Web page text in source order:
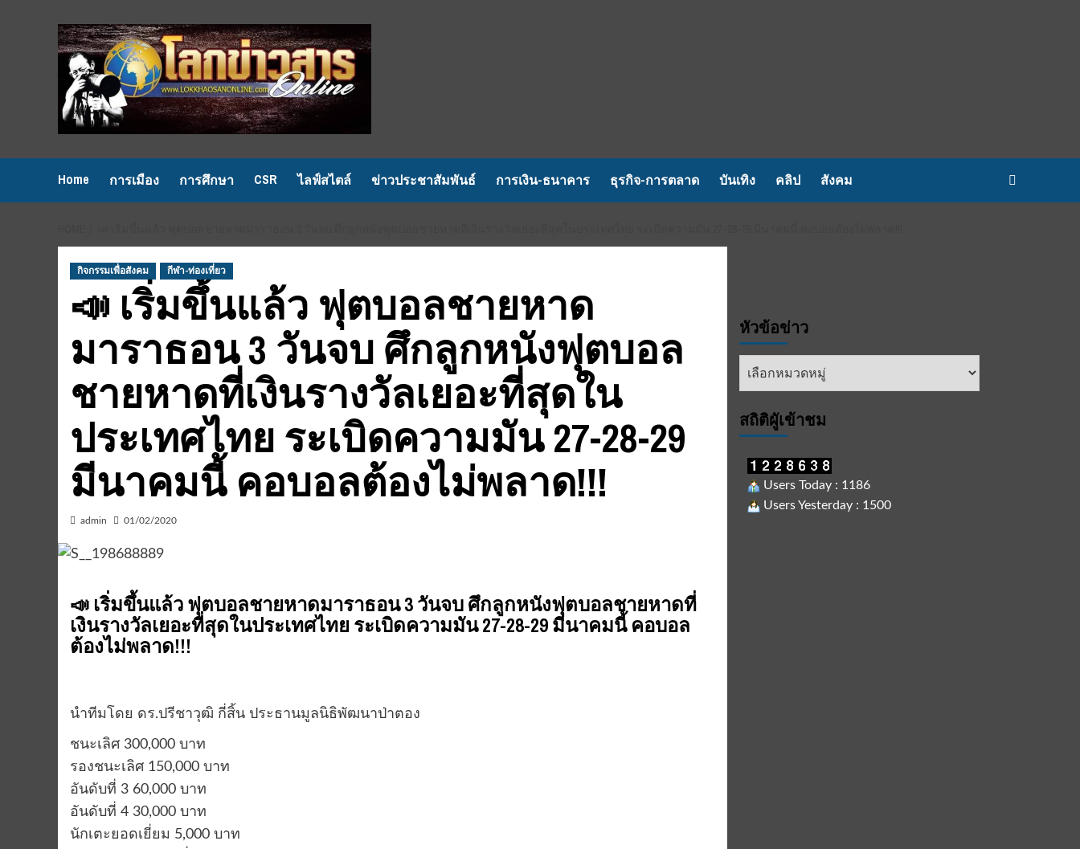
Home การเมือง การศึกษา CSR ไลฟ์สไตล์ ข่าวประชาสัมพันธ์ การเงิน-ธนาคาร ธุรกิจ-การตลาด บันเทิง คลิป สังคม
กิจกรรมเพื่อสังคม กีฬา-ท่องเที่ยว
📣 เริ่มขึ้นแล้ว ฟุตบอลชายหาด
มาราธอน 3 วันจบ ศึกลูกหนังฟุตบอล
ชายหาดที่เงินรางวัลเยอะที่สุดใน
ประเทศไทย ระเบิดความมัน 27-28-29
มีนาคมนี้ คอบอลต้องไม่พลาด!!!
admin 01/02/2020
📣 เริ่มขึ้นแล้ว ฟุตบอลชายหาดมาราธอน 3 วันจบ ศึกลูกหนังฟุตบอลชายหาดที่
เงินรางวัลเยอะที่สุดในประเทศไทย ระเบิดความมัน 27-28-29 มีนาคมนี้ คอบอล
ต้องไม่พลาด!!!
นำทีมโดย ดร.ปรีชาวุฒิ กี่สิ้น ประธานมูลนิธิพัฒนาป่าตอง
ชนะเลิศ 300,000 บาท
รองชนะเลิศ 150,000 บาท
อันดับที่ 3 60,000 บาท
อันดับที่ 4 30,000 บาท
นักเตะยอดเยี่ยม 5,000 บาท
หัวข้อข่าว
หัวข้อ
สถิติผูัเข้าชม
Users Today : 1186
Users Yesterday : 1500